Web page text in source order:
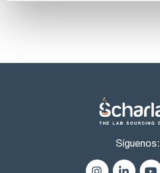
Síguenos: